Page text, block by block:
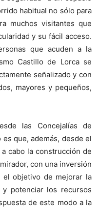
habitual no sólo para
muchos visitantes que
y su fácil acceso.
que acuden a la
Castillo de Lorca se
señalizado y con
mayores y pequeños,
las Concejalías de
que, además, desde el
cabo la construcción de
con una inversión
el objetivo de mejorar la
potenciar los recursos
de este modo a la